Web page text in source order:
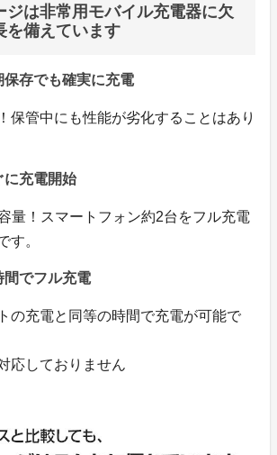
ジは非常用モバイル充電器に欠
を備えています
保存でも確実に充電
保管中にも性能が劣化することはあり
に充電開始
量！スマートフォン約2台をフル充電
す。
間でフル充電
の充電と同等の時間で充電が可能で
応しておりません